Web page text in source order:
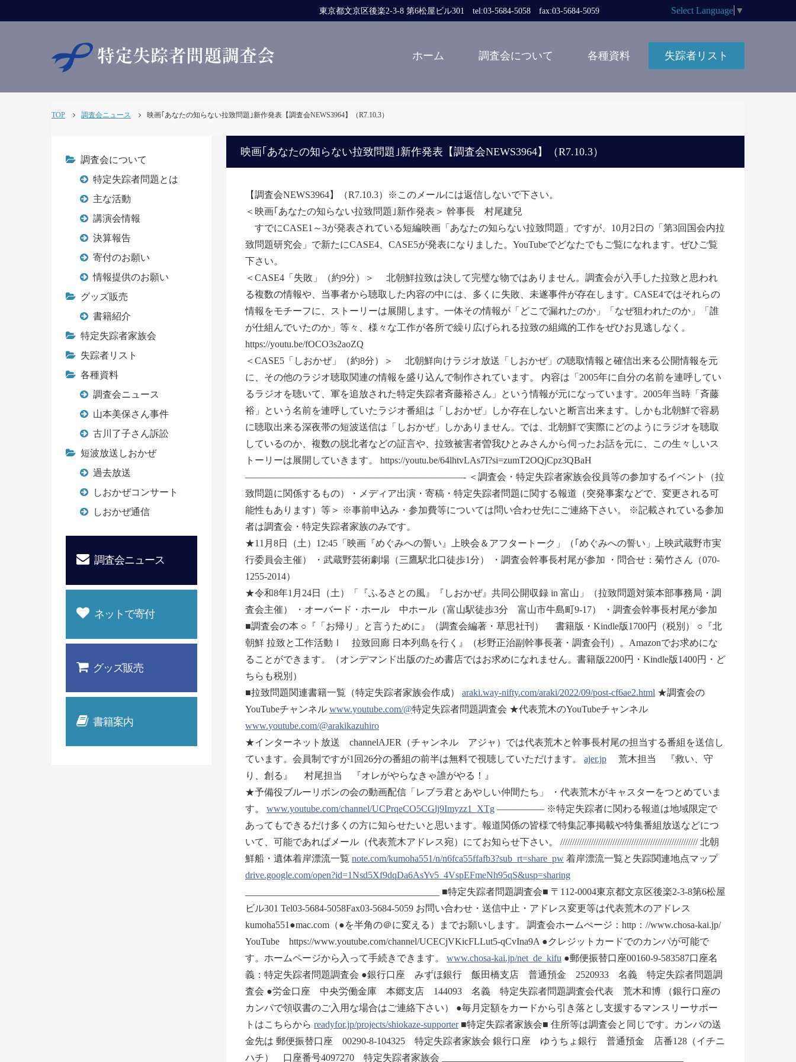
東京都文京区後楽2-3-8 第6松屋ビル301 tel:03-5684-5058 fax:03-5684-5059 Select Language ▼
ホーム 調査会について 各種資料 失踪者リスト
TOP 調査会ニュース 映画｢あなたの知らない拉致問題｣新作発表【調査会NEWS3964】（R7.10.3）
映画｢あなたの知らない拉致問題｣新作発表【調査会NEWS3964】（R7.10.3）
【調査会NEWS3964】（R7.10.3）※このメールには返信しないで下さい。
＜映画｢あなたの知らない拉致問題｣新作発表＞ 幹事長 村尾建兒
すでにCASE1～3が発表されている短編映画「あなたの知らない拉致問題」ですが、10月2日の「第3回国会内拉
致問題研究会」で新たにCASE4、CASE5が発表になりました。YouTubeでどなたでもご覧になれます。ぜひご覧
下さい。
＜CASE4「失敗」（約9分）＞ 北朝鮮拉致は決して完璧な物ではありません。調査会が入手した拉致と思われ
る複数の情報や、当事者から聴取した内容の中には、多くに失敗、未遂事件が存在します。CASE4ではそれらの
情報をモチーフに、ストーリーは展開します。一体その情報が「どこで漏れたのか」「なぜ狙われたのか」「誰
が仕組んでいたのか」等々、様々な工作が各所で繰り広げられる拉致の組織的工作をぜひお見逃しなく。
https://youtu.be/fOCO3s2aoZQ
＜CASE5「しおかぜ」（約8分）＞ 北朝鮮向けラジオ放送「しおかぜ」の聴取情報と確信出来る公開情報を元
に、その他のラジオ聴取関連の情報を盛り込んで制作されています。 内容は「2005年に自分の名前を連呼してい
るラジオを聴いて、軍を追放された特定失踪者斉藤裕さん」という情報が元になっています。2005年当時「斉藤
裕」という名前を連呼していたラジオ番組は「しおかぜ」しか存在しないと断言出来ます。しかも北朝鮮で容易
に聴取出来る深夜帯の短波送信は「しおかぜ」しかありません。では、北朝鮮で実際にどのようにラジオを聴取
しているのか、複数の脱北者などの証言や、拉致被害者曽我ひとみさんから伺ったお話を元に、この生々しいス
トーリーは展開していきます。 https://youtu.be/64lhtvLAs7I?si=zumT2OQjCpz3QBaH
―――――――――――――――――――――――- ＜調査会・特定失踪者家族会役員等の参加するイベント（拉
致問題に関係するもの）・メディア出演・寄稿・特定失踪者問題に関する報道（突発事案などで、変更される可
能性もあります）等＞ ※事前申込み・参加費等については問い合わせ先にご連絡下さい。 ※記載されている参加
者は調査会・特定失踪者家族のみです。
★11月8日（土）12:45「映画『めぐみへの誓い』上映会＆アフタートーク」（｢めぐみへの誓い」上映武蔵野市実
行委員会主催） ・武蔵野芸術劇場（三鷹駅北口徒歩1分） ・調査会幹事長村尾が参加 ・問合せ：菊竹さん（070-
1255-2014）
★令和8年1月24日（土）「『ふるさとの風』『しおかぜ』共同公開収録 in 富山」（拉致問題対策本部事務局・調
査会主催） ・オーバード・ホール 中ホール（富山駅徒歩3分 富山市牛島町9-17） ・調査会幹事長村尾が参加
■調査会の本 ○『「お帰り」と言うために』（調査会編著・草思社刊） 書籍版・Kindle版1700円（税別） ○『北
朝鮮 拉致と工作活動Ⅰ 拉致回廊 日本列島を行く』（杉野正治副幹事長著・調査会刊）。Amazonでお求めにな
ることができます。（オンデマンド出版のため書店ではお求めになれません。書籍版2200円・Kindle版1400円・ど
ちらも税別）
■拉致問題関連書籍一覧（特定失踪者家族会作成） araki.way-nifty.com/araki/2022/09/post-cf6ae2.html ★調査会の
YouTubeチャンネル www.youtube.com/@特定失踪者問題調査会 ★代表荒木のYouTubeチャンネル
www.youtube.com/@arakikazuhiro
★インターネット放送 channelAJER（チャンネル アジャ）では代表荒木と幹事長村尾の担当する番組を送信し
ています。会員制ですが1回26分の番組の前半は無料で視聴していただけます。 ajer.jp 荒木担当 『救い、守
り、創る』 村尾担当 『オレがやらなきゃ誰がやる！』
★予備役ブルーリボンの会の動画配信「レブラ君とあやしい仲間たち」 ・代表荒木がキャスターをつとめていま
す。 www.youtube.com/channel/UCPrqeCO5CGlj9Imyzz1_XTg ――――― ※特定失踪者に関わる報道は地域限定で
あってもできるだけ多くの方に知らせたいと思います。報道関係の皆様で特集記事掲載や特集番組放送などにつ
いて、可能であればメール（代表荒木アドレス宛）にてお知らせ下さい。 ////////////////////////////////////////////////////////// 北朝
鮮船・遺体着岸漂流一覧 note.com/kumoha551/n/n6fca55ffafb3?sub_rt=share_pw 着岸漂流一覧と失踪関連地点マップ
drive.google.com/open?id=1Nsd5Xf9dqDa6AsYv5_4VspEFmeNh95qS&usp=sharing
_________________________________________ ■特定失踪者問題調査会■ 〒112-0004東京都文京区後楽2-3-8第6松屋
ビル301 Tel03-5684-5058Fax03-5684-5059 お問い合わせ・送信中止・アドレス変更等は代表荒木のアドレス
kumoha551●mac.com（●を半角の＠に変える）までお願いします。 調査会ホームぺージ：http：//www.chosa-kai.jp/
YouTube https://www.youtube.com/channel/UCECjVKicFLLut5-qCvIna9A ●クレジットカードでのカンパが可能で
す。ホームページから入って手続きできます。 www.chosa-kai.jp/net_de_kifu ●郵便振替口座00160-9-583587口座名
義：特定失踪者問題調査会 ●銀行口座 みずほ銀行 飯田橋支店 普通預金 2520933 名義 特定失踪者問題調
査会 ●労金口座 中央労働金庫 本郷支店 144093 名義 特定失踪者問題調査会代表 荒木和博 （銀行口座の
カンパで領収書のご入用な場合はご連絡下さい） ●毎月定額をカードから引き落とし支援するマンスリーサポー
トはこちらから readyfor.jp/projects/shiokaze-supporter■特定失踪者家族会■ 住所等は調査会と同じです。カンパの送
金先は 郵便振替口座 00290-8-104325 特定失踪者家族会 銀行口座 ゆうちょ銀行 普通預金 店番128（イチニ
ハチ） 口座番号4097270 特定失踪者家族会 ___________________________________________________
調査会について
特定失踪者問題とは
主な活動
講演会情報
決算報告
寄付のお願い
情報提供のお願い
グッズ販売
書籍紹介
特定失踪者家族会
失踪者リスト
各種資料
調査会ニュース
山本美保さん事件
古川了子さん訴訟
短波放送しおかぜ
過去放送
しおかぜコンサート
しおかぜ通信
調査会ニュース
ネットで寄付
グッズ販売
書籍案内